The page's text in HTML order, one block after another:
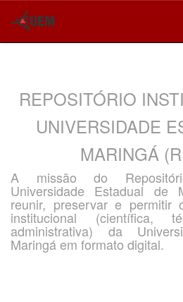
REPOSITÓRIO
UNIVERSIDADE
MARINGÁ
A missão do
Universidade Estadual de
reunir, preservar e permitir
institucional (científica,
administrativa) da
Maringá em formato digital.